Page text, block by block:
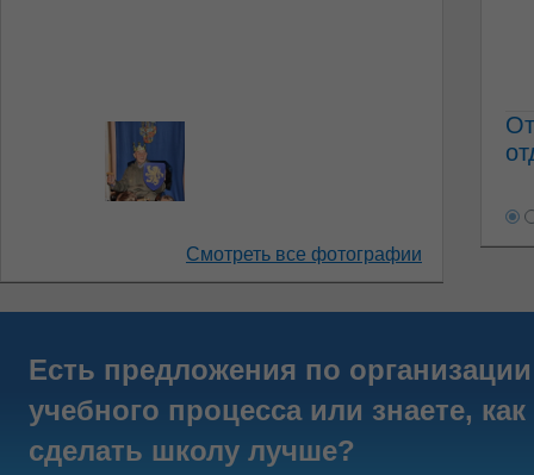
Смотреть все фотографии
Есть предложения по организации
учебного процесса или знаете, как
сделать школу лучше?